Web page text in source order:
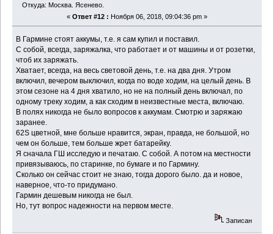
Откуда: Москва. Ясенево.
« Ответ #12 : Ноября 06, 2018, 09:04:36 pm »
В Гармине стоят аккумы, т.е. я сам купил и поставил.
С собой, всегда, заряжалка, что работает и от машины и от розетки,
чтоб их заряжать.
Хватает, всегда, на весь световой день, т.е. на два дня. Утром
включил, вечером выключил, когда по воде ходим, на целый день. В
этом сезоне на 4 дня хватило, но не на полный день включал, по
одному треку ходим, а как сходим в неизвестные места, включаю.
В полях никогда не было вопросов к аккумам. Смотрю и заряжаю
заранее.
62S цветной, мне больше нравится, экран, правда, не большой, но
чем он больше, тем больше жрет батарейку.
Я сначала ГШ исследую и печатаю. С собой. А потом на местности
привязываюсь, по старинке, по бумаге и по Гармину.
Сколько он сейчас стоит не знаю, тогда дорого было. да и новое,
наверное, что-то придумано.
Гармин дешевым никогда не был.
Но, тут вопрос надежности на первом месте.
Записан